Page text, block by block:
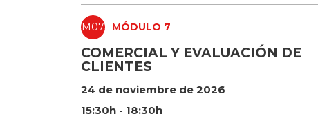
M07 MÓDULO 7
COMERCIAL Y EVALUACIÓN DE
CLIENTES
24 de noviembre de 2026
15:30h - 18:30h